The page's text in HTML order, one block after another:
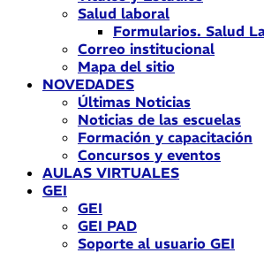
Salud laboral
Formularios. Salud
Correo institucional
Mapa del sitio
NOVEDADES
Últimas Noticias
Noticias de las escuelas
Formación y capacitación
Concursos y eventos
AULAS VIRTUALES
GEI
GEI
GEI PAD
Soporte al usuario GEI